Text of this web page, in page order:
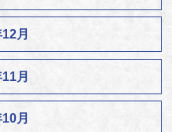
月
月
月